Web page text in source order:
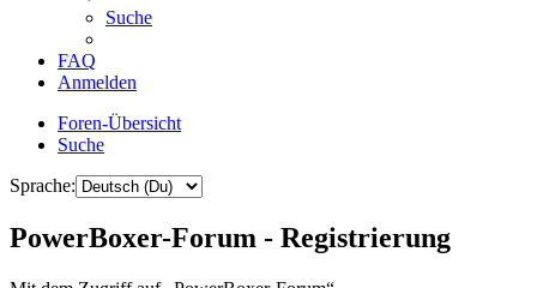
Suche
FAQ
Anmelden
Foren-Übersicht
Suche
Sprache:
PowerBoxer-Forum - Registrierung